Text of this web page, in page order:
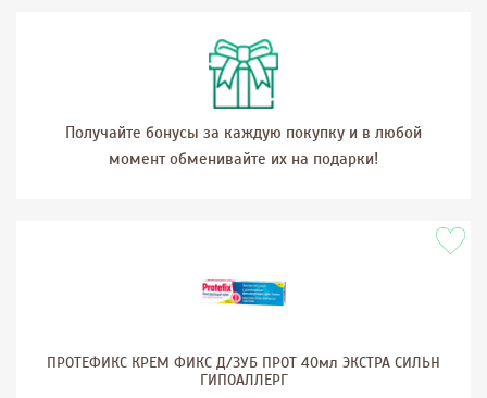
Получайте бонусы за каждую покупку и в любой
момент обменивайте их на подарки!
ПРОТЕФИКС КРЕМ ФИКС Д/ЗУБ ПРОТ 40мл ЭКСТРА СИЛЬН
ГИПОАЛЛЕРГ